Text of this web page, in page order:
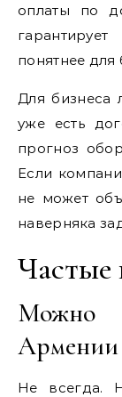
оплаты по
понятнее для
Для
уже есть
прогноз
Если
не может
наверняка
Частые
Можно
Не всегда.